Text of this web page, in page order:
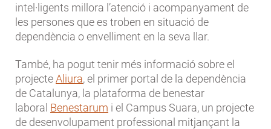
intel·ligents millora l’atenció i acompanyament de
les persones que es troben en situació de
dependència o envelliment en la seva llar.
També, ha pogut tenir més informació sobre el
projecteAliura, el primer portal de la dependència
de Catalunya, la plataforma de benestar
laboral Benestarum i el Campus Suara, un projecte
de desenvolupament professional mitjançant la